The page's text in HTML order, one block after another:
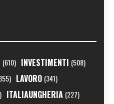
(610) INVESTIMENTI (508)
LAVORO (341)
ITALIAUNGHERIA (227)